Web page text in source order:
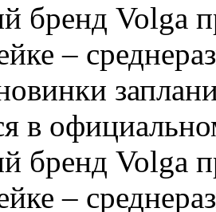
бренд Volga
–
в
бренд Volga
–